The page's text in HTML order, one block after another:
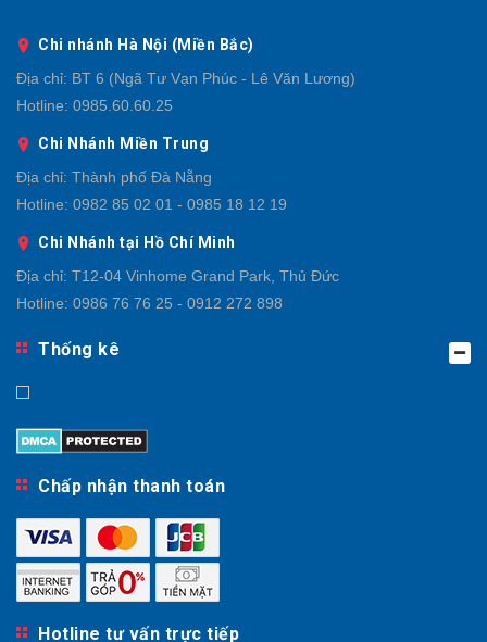
Chi nhánh Hà Nội (Miền Bắc)
Địa chỉ: BT 6 (Ngã Tư Vạn Phúc - Lê Văn Lương)
Hotline: 0985.60.60.25
Chi Nhánh Miền Trung
Địa chỉ: Thành phố Đà Nẵng
Hotline: 0982 85 02 01 - 0985 18 12 19
Chi Nhánh tại Hồ Chí Minh
Địa chỉ: T12-04 Vinhome Grand Park, Thủ Đức
Hotline: 0986 76 76 25 - 0912 272 898
Thống kê
Chấp nhận thanh toán
Hotline tư vấn trực tiếp